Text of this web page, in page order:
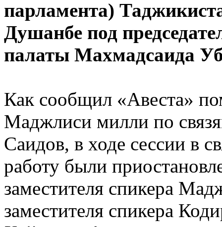
парламента)
Душанбе под
палаты Махмадсаида
Как сообщил «Авеста»
Маджлиси милли по
Саидов, в ходе сессии в
работу были
заместителя спикера
заместителя спикера